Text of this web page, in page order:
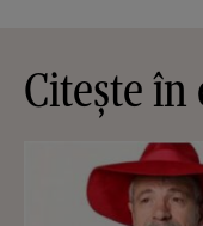
Citește